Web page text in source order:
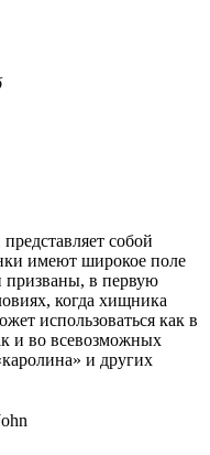
собой
имеют широкое поле
призваны, в первую
когда хищника
использоваться как в
и во всевозможных
и других